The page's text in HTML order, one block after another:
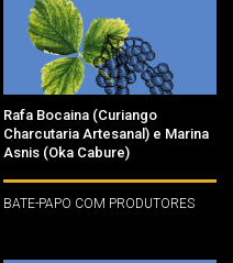
Rafa Bocaina (Curiango
Charcutaria Artesanal) e Marina
Asnis (Oka Cabure)
BATE-PAPO COM PRODUTORES